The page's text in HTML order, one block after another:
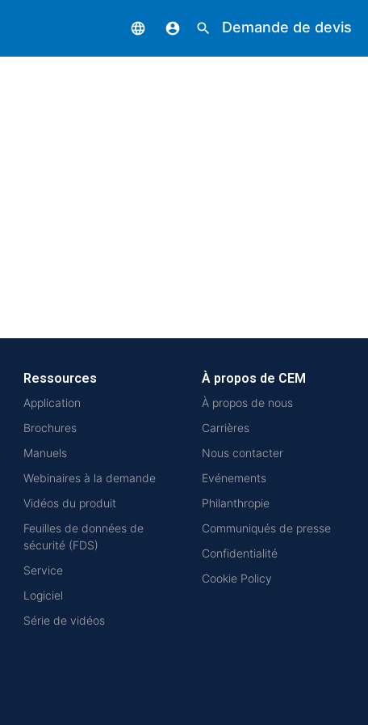
language account_circle search Demande de devis
Ressources
Application
Brochures
Manuels
Webinaires à la demande
Vidéos du produit
Feuilles de données de
sécurité (FDS)
Service
Logiciel
Série de vidéos
À propos de CEM
À propos de nous
Carrières
Nous contacter
Evénements
Philanthropie
Communiqués de presse
Confidentialité
Cookie Policy